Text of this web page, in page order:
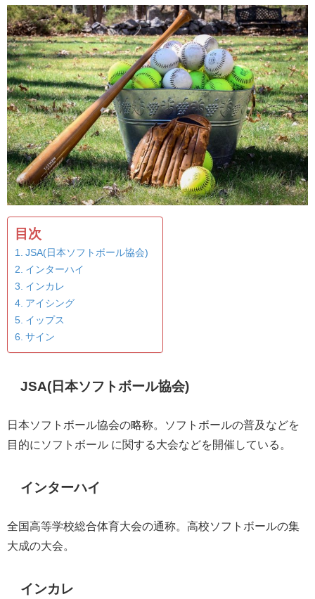
目次
JSA(日本ソフトボール協会)
インターハイ
インカレ
アイシング
イップス
サイン
JSA(日本ソフトボール協会)
日本ソフトボール協会の略称。ソフトボールの普及などを
目的にソフトボール に関する大会などを開催している。
インターハイ
全国高等学校総合体育大会の通称。高校ソフトボールの集
大成の大会。
インカレ